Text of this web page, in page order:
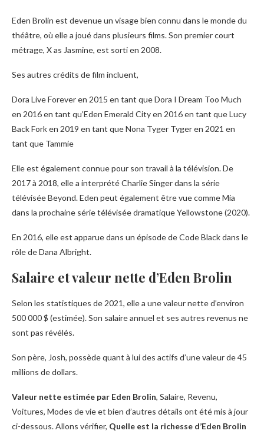
Eden Brolin est devenue un visage bien connu dans le monde du
théâtre, où elle a joué dans plusieurs films. Son premier court
métrage, X as Jasmine, est sorti en 2008.
Ses autres crédits de film incluent,
Dora Live Forever en 2015 en tant que Dora I Dream Too Much
en 2016 en tant qu’Eden Emerald City en 2016 en tant que Lucy
Back Fork en 2019 en tant que Nona Tyger Tyger en 2021 en
tant que Tammie
Elle est également connue pour son travail à la télévision. De
2017 à 2018, elle a interprété Charlie Singer dans la série
télévisée Beyond. Eden peut également être vue comme Mia
dans la prochaine série télévisée dramatique Yellowstone (2020).
En 2016, elle est apparue dans un épisode de Code Black dans le
rôle de Dana Albright.
Salaire et valeur nette d’Eden Brolin
Selon les statistiques de 2021, elle a une valeur nette d’environ
500 000 $ (estimée). Son salaire annuel et ses autres revenus ne
sont pas révélés.
Son père, Josh, possède quant à lui des actifs d’une valeur de 45
millions de dollars.
Valeur nette estimée par Eden Brolin, Salaire, Revenu,
Voitures, Modes de vie et bien d’autres détails ont été mis à jour
ci-dessous. Allons vérifier, Quelle est la richesse d’Eden Brolin